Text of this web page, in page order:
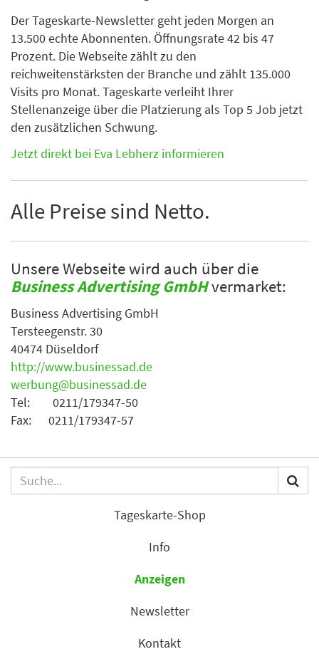
Der Tageskarte-Newsletter geht jeden Morgen an
13.500 echte Abonnenten. Öffnungsrate 42 bis 47
Prozent. Die Webseite zählt zu den
reichweitenstärksten der Branche und zählt 135.000
Visits pro Monat. Tageskarte verleiht Ihrer
Stellenanzeige über die Platzierung als Top 5 Job jetzt
den zusätzlichen Schwung.
Jetzt direkt bei Eva Lebherz informieren
Alle Preise sind Netto.
Unsere Webseite wird auch über die
Business Advertising GmbHvermarket:
Business Advertising GmbH
Tersteegenstr. 30
40474 Düseldorf
http://www.businessad.de
werbung@businessad.de
Tel: 0211/179347-50
Fax: 0211/179347-57
Tageskarte-Shop
Info
Anzeigen
Newsletter
Kontakt